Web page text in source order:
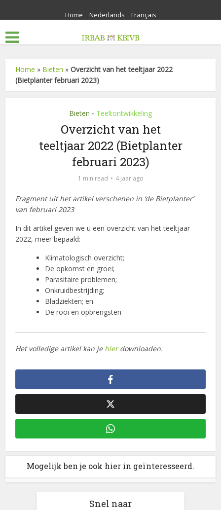
Home Nederlands Français
Home » Bieten »Overzicht van het teeltjaar 2022
(Bietplanter februari 2023)
Bieten • Teeltontwikkeling
Overzicht van het
teeltjaar 2022 (Bietplanter
februari 2023)
1 min read 4 jaar ago
Fragment uit het artikel verschenen in ‘de Bietplanter’
van februari 2023
In dit artikel geven we u een overzicht van het teeltjaar
2022, meer bepaald:
Klimatologisch overzicht;
De opkomst en groei;
Parasitaire problemen;
Onkruidbestrijding;
Bladziekten; en
De rooi en opbrengsten
Het volledige artikel kan je hierdownloaden.
Mogelijk ben je ook hier in geïnteresseerd.
Snel naar